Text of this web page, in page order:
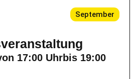
September
17:00 Uhrbis 19:00